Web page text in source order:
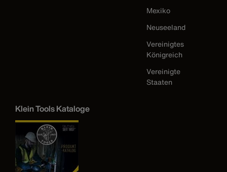
Mexiko
Neuseeland
Vereinigtes
Königreich
Vereinigte
Staaten
Klein Tools Kataloge